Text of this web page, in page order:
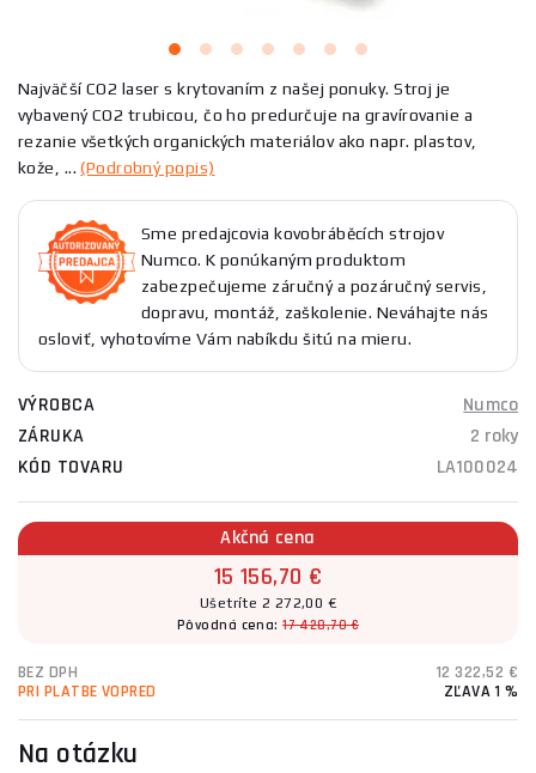
Najväčší CO2 laser s krytovaním z našej ponuky. Stroj je
vybavený CO2 trubicou, čo ho predurčuje na gravírovanie a
rezanie všetkých organických materiálov ako napr. plastov,
kože, ...(Podrobný popis)
Sme predajcovia kovobráběcích strojov
Numco. K ponúkaným produktom
zabezpečujeme záručný a pozáručný servis,
dopravu, montáž, zaškolenie. Neváhajte nás
osloviť, vyhotovíme Vám nabíkdu šitú na mieru.
VÝROBCA
Numco
ZÁRUKA
2 roky
KÓD TOVARU
LA100024
Akčná cena
15 156,70 €
Ušetríte 2 272,00 €
Pôvodná cena:17 428,70 €
BEZ DPH
12 322,52 €
PRI PLATBE VOPRED
ZĽAVA 1 %
Na otázku